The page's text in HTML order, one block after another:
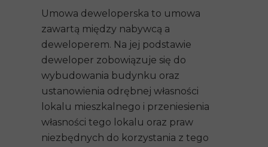
Umowa deweloperska to umowa
zawartą między nabywcą a
deweloperem. Na jej podstawie
deweloper zobowiązuje się do
wybudowania budynku oraz
ustanowienia odrębnej własności
lokalu mieszkalnego i przeniesienia
własności tego lokalu oraz praw
niezbędnych do korzystania z tego